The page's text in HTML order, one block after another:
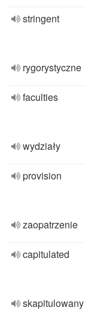
stringent
rygorystyczne
faculties
wydziały
provision
zaopatrzenie
capitulated
skapitulowany